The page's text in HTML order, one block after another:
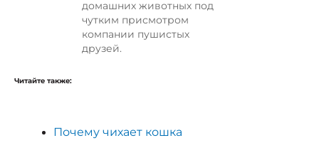
домашних животных под
чутким присмотром
компании пушистых
друзей.
Читайте также:
Почему чихает кошка